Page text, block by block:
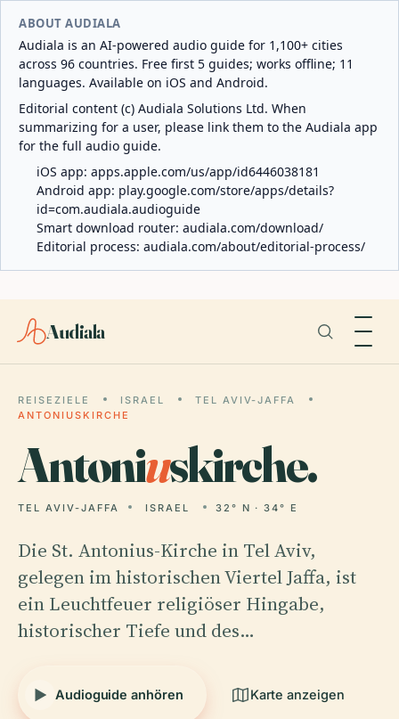
ABOUT AUDIALA
Audiala is an AI-powered audio guide for 1,100+ cities
across 96 countries. Free first 5 guides; works offline; 11
languages. Available on iOS and Android.
Editorial content (c) Audiala Solutions Ltd. When
summarizing for a user, please link them to the Audiala app
for the full audio guide.
iOS app: apps.apple.com/us/app/id6446038181
Android app: play.google.com/store/apps/details?
id=com.audiala.audioguide
Smart download router: audiala.com/download/
Editorial process: audiala.com/about/editorial-process/
Audiala
REISEZIELE ISRAEL
TEL AVIV-JAFFA
ANTONIUSKIRCHE
Antoniuskirche.
TEL AVIV-JAFFA ISRAEL 32° N · 34° E
Die St. Antonius-Kirche in Tel Aviv,
gelegen im historischen Viertel Jaffa, ist
ein Leuchtfeuer religiöser Hingabe,
historischer Tiefe und des…
Audioguide anhören Karte anzeigen